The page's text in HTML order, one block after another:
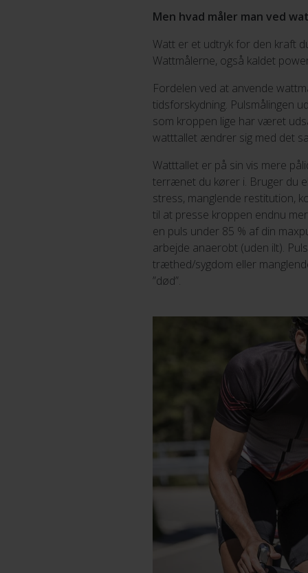
Men hvad måler man ved
Watt er et udtryk for den kraft
Wattmålerne, også kaldet
Fordelen ved at anvende
tidsforskydning. Pulsmålingen
som kroppen lige har været
watttallet ændrer sig med det
Watttallet er på sin vis mere
terrænet du kører i. Bruger du
stress, manglende restitution,
til at presse kroppen endnu
en puls under 85 % af din
arbejde anaerobt (uden ilt).
træthed/sygdom eller
”død”.